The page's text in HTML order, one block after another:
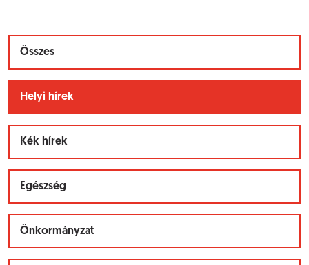
Összes
Helyi hírek
Kék hírek
Egészség
Önkormányzat